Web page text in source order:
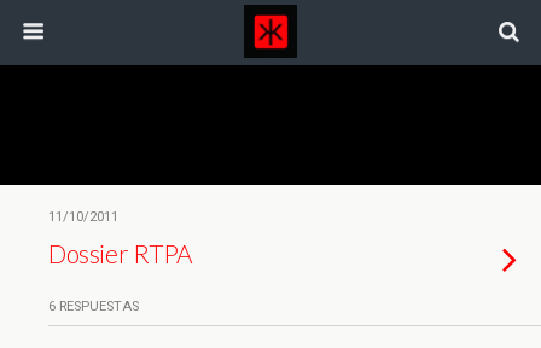
11/10/2011
Dossier RTPA
6 RESPUESTAS